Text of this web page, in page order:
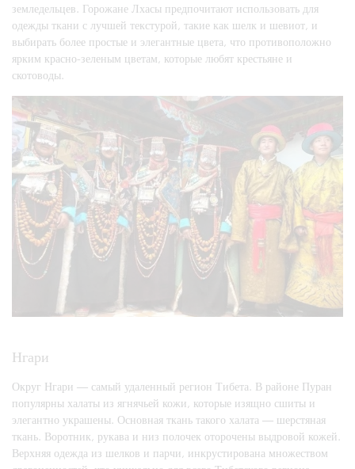
земледельцев. Горожане Лхасы предпочитают использовать для
одежды ткани с лучшей текстурой, такие как шелк и шевиот, и
выбирать более простые и элегантные цвета, что противоположно
ярким красно-зеленым цветам, которые любят крестьяне и
скотоводы.
Нгари
Округ Нгари — самый удаленный регион Тибета. В районе Пуран
популярны халаты из ягнячьей кожи, которые изящно сшиты и
элегантно украшены. Основная ткань такого халата — шерстяная
ткань. Воротник, рукава и низ полочек оторочены выдровой кожей.
Верхняя одежда из шелков и парчи, инкрустирована множеством